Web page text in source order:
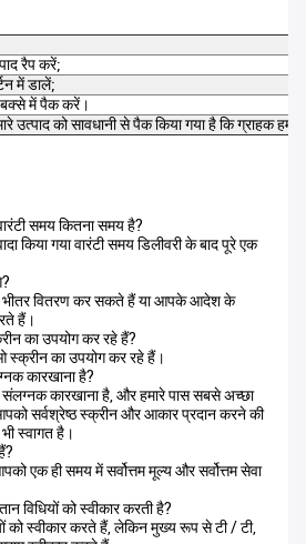
रैप करें;
में डालें;
बक्से में पैक करें।
उत्पाद को सावधानी से पैक किया गया है कि ग्राहक हमसे
समय कितना समय है?
किया गया वारंटी समय डिलीवरी के बाद पूरे एक
भीतर वितरण कर सकते हैं या आपके आदेश के
हैं।
का उपयोग कर रहे हैं?
का उपयोग कर रहे हैं।
कारखाना है?
संलग्नक कारखाना है, और हमारे पास सबसे अच्छा
सर्वश्रेष्ठ स्क्रीन और आकार प्रदान करने की
स्वागत है।
एक ही समय में सर्वोत्तम मूल्य और सर्वोत्तम सेवा
विधियों को स्वीकार करती है?
को स्वीकार करते हैं, लेकिन मुख्य रूप से टी / टी,